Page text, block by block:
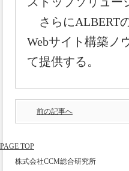
さらにALBERT
Webサイト構築ノ
て提供する。
前の記事へ
PAGE TOP
株式会社CCM総合研究所